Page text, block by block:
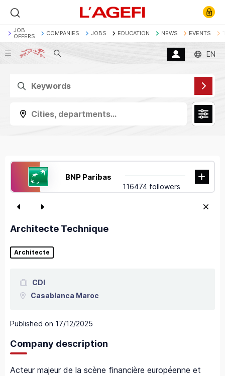
JOB
OFFERS
COMPANIES JOBS EDUCATION NEWS EVENTS
Search EN
Cities, departments...
BNP Paribas
116474 followers
Architecte Technique
Architecte
CDI
Casablanca Maroc
Published on 17/12/2025
Company description
Acteur majeur de la scène financière européenne et
Décryptage